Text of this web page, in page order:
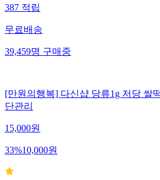
387적립
무료배송
39,459명구매중
[만원의행복] 다신샵 당류1g 저당 쌀
단관리
15,000원
33%10,000원